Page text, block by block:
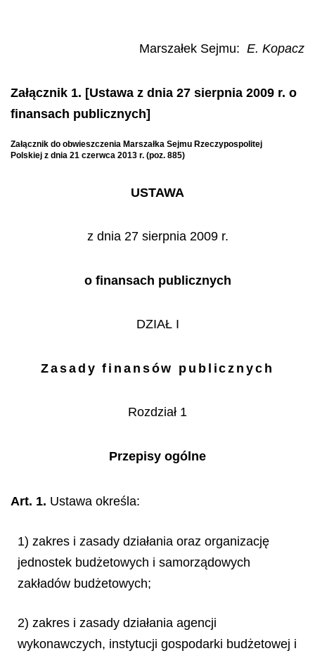
Marszałek Sejmu: E. Kopacz
Załącznik 1. [Ustawa z dnia 27 sierpnia 2009 r. o
finansach publicznych]
Załącznik do obwieszczenia Marszałka Sejmu Rzeczypospolitej
Polskiej z dnia 21 czerwca 2013 r. (poz. 885)
USTAWA
z dnia 27 sierpnia 2009 r.
o finansach publicznych
DZIAŁ I
Zasady finansów publicznych
Rozdział 1
Przepisy ogólne
Art. 1. Ustawa określa:
1) zakres i zasady działania oraz organizację
jednostek budżetowych i samorządowych
zakładów budżetowych;
2) zakres i zasady działania agencji
wykonawczych, instytucji gospodarki budżetowej i